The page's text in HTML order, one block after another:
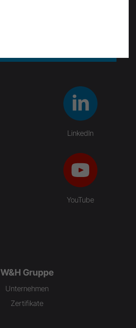
LinkedIn
YouTube
W&H Gruppe
Unternehmen
Zertifikate